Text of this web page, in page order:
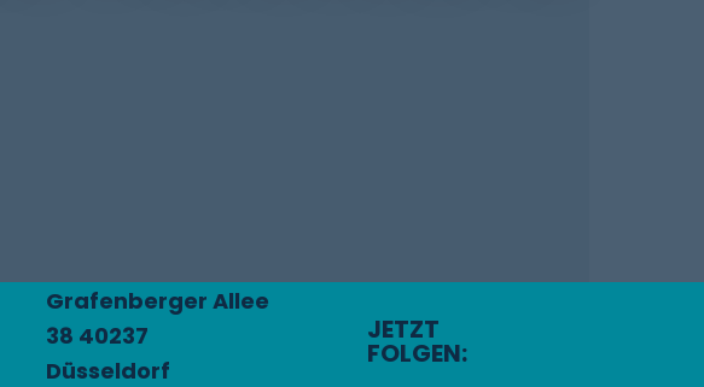
Grafenberger Allee
38 40237
Düsseldorf
JETZT
FOLGEN: